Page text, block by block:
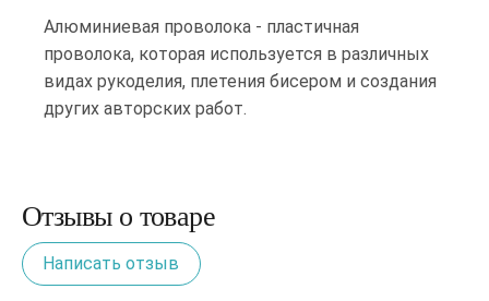
Алюминиевая проволока - пластичная
проволока, которая используется в различных
видах рукоделия, плетения бисером и создания
других авторских работ.
Отзывы о товаре
Написать отзыв